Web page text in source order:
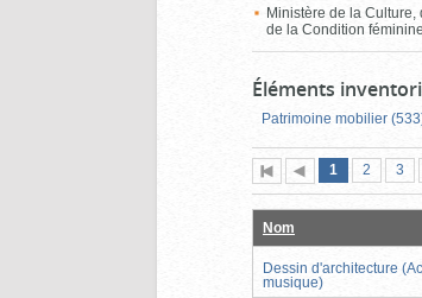
Ministère de la
de la Condition féminine
Éléments
Patrimoine mobilier
Première
page
Page
précédente
Page
1 (page
actuelle)
Page
2 3
Nom
Dessin d'architecture
musique)